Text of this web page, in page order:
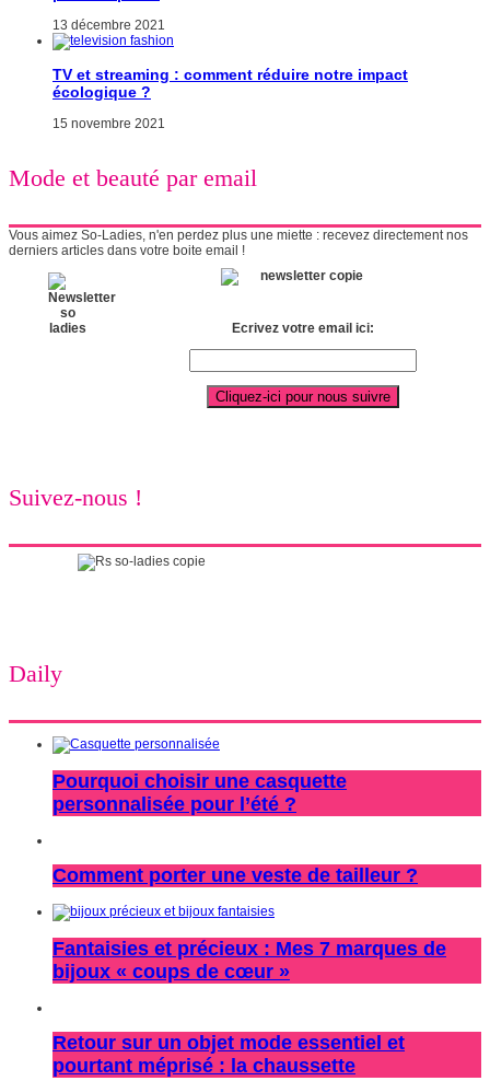
13 décembre 2021
TV et streaming : comment réduire notre impact
écologique ?
15 novembre 2021
Mode et beauté par email
Vous aimez So-Ladies, n'en perdez plus une miette : recevez directement nos
derniers articles dans votre boite email !
Ecrivez votre email ici:
Suivez-nous !
Daily
Pourquoi choisir une casquette
personnalisée pour l’été ?
Comment porter une veste de tailleur ?
Fantaisies et précieux : Mes 7 marques de
bijoux « coups de cœur »
Retour sur un objet mode essentiel et
pourtant méprisé : la chaussette